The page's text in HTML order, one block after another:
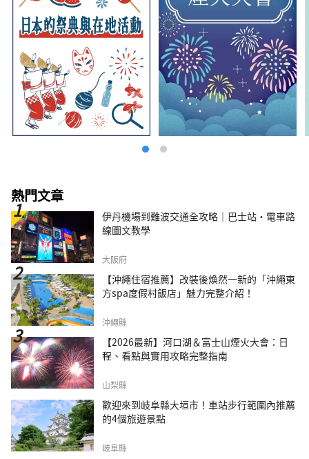
熱門文章
伊丹機場到難波交通全攻略｜巴士站・電車路
線圖文教學
大阪府
【沖繩住宿推薦】改裝後煥然一新的「沖繩東
方spa度假村飯店」魅力完整介紹！
沖繩縣
【2026最新】河口湖＆富士山煙火大會：日
程、看點與實用攻略完整指南
山梨縣
歡迎來到岐阜縣大垣市！車站步行範圍內推薦
的4個旅遊景點
岐阜縣